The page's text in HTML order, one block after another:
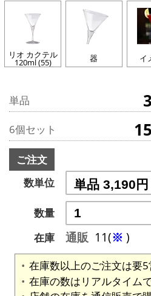
リオ カクテル
120ml (55) 器 イ
単品
6個セット
ご注文
数単位
数量
在庫
通販 11(※ )
在庫数以上のご注文は要
在庫の数はリアルタイム